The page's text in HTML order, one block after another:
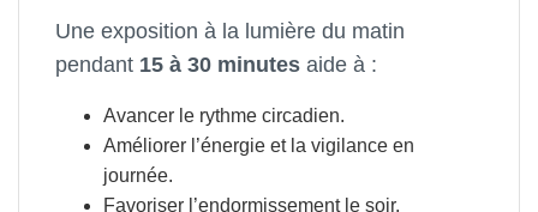
Une exposition à la lumière du matin
pendant 15 à 30 minutes aide à :
Avancer le rythme circadien.
Améliorer l’énergie et la vigilance en
journée.
Favoriser l’endormissement le soir.